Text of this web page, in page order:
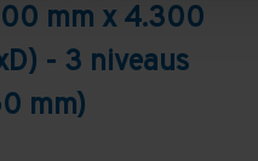
mm x 4.300
- 3 niveaus
mm)